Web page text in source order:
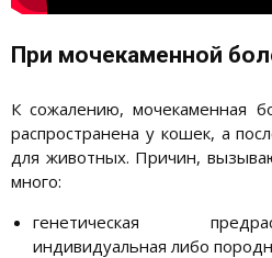
При мочекаменной
К сожалению, мочекаменная
распространена у кошек, а
для животных. Причин,
много:
генетическая
индивидуальная либо